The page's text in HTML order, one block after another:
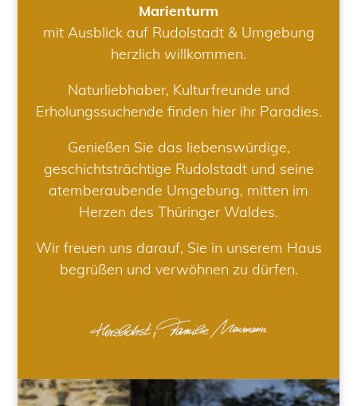
Marienturm
mit Ausblick auf Rudolstadt & Umgebung
herzlich willkommen.
Naturliebhaber, Kulturfreunde und
Erholungssuchende finden hier ihr Paradies.
Genießen Sie das liebenswürdige,
geschichtsträchtige Rudolstadt und seine
atemberaubende Umgebung, mitten im
Herzen des Thüringer Waldes.
Wir freuen uns darauf, Sie in unserem Haus
begrüßen und verwöhnen zu dürfen.